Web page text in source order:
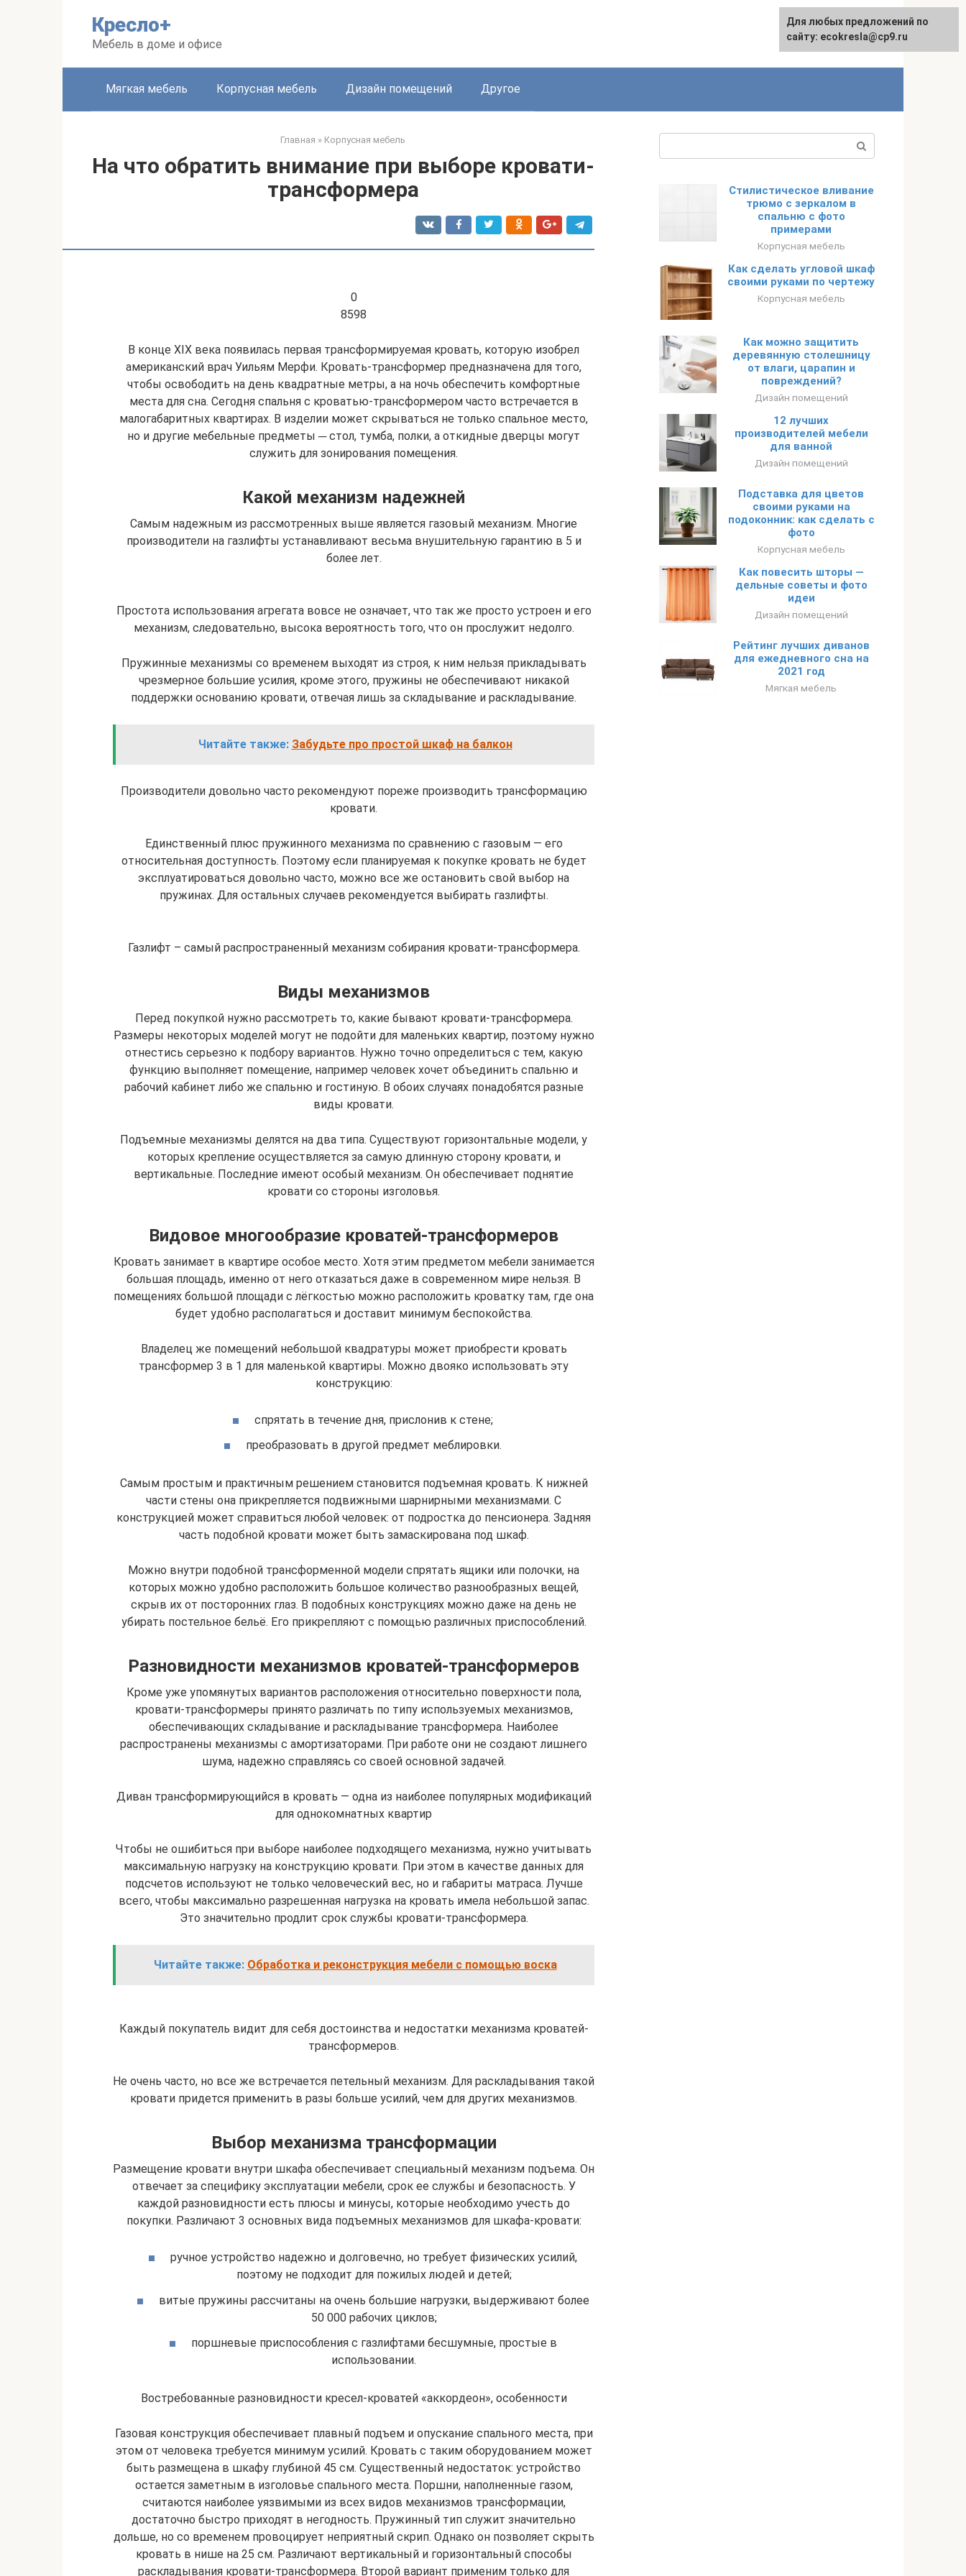
Кресло+
Мебель в доме и офисе
Мягкая мебель Корпусная мебель Дизайн помещений Другое
Главная » Корпусная мебель
На что обратить внимание при выборе кровати-
трансформера
0
8598
В конце XIX века появилась первая трансформируемая кровать, которую изобрел
американский врач Уильям Мерфи. Кровать-трансформер предназначена для того,
чтобы освободить на день квадратные метры, а на ночь обеспечить комфортные
места для сна. Сегодня спальня с кроватью-трансформером часто встречается в
малогабаритных квартирах. В изделии может скрываться не только спальное место,
но и другие мебельные предметы ─ стол, тумба, полки, а откидные дверцы могут
служить для зонирования помещения.
Какой механизм надежней
Самым надежным из рассмотренных выше является газовый механизм. Многие
производители на газлифты устанавливают весьма внушительную гарантию в 5 и
более лет.
Простота использования агрегата вовсе не означает, что так же просто устроен и его
механизм, следовательно, высока вероятность того, что он прослужит недолго.
Пружинные механизмы со временем выходят из строя, к ним нельзя прикладывать
чрезмерное большие усилия, кроме этого, пружины не обеспечивают никакой
поддержки основанию кровати, отвечая лишь за складывание и раскладывание.
Читайте также: Забудьте про простой шкаф на балкон
Производители довольно часто рекомендуют пореже производить трансформацию
кровати.
Единственный плюс пружинного механизма по сравнению с газовым — его
относительная доступность. Поэтому если планируемая к покупке кровать не будет
эксплуатироваться довольно часто, можно все же остановить свой выбор на
пружинах. Для остальных случаев рекомендуется выбирать газлифты.
Газлифт – самый распространенный механизм собирания кровати-трансформера.
Виды механизмов
Перед покупкой нужно рассмотреть то, какие бывают кровати-трансформера.
Размеры некоторых моделей могут не подойти для маленьких квартир, поэтому нужно
отнестись серьезно к подбору вариантов. Нужно точно определиться с тем, какую
функцию выполняет помещение, например человек хочет объединить спальню и
рабочий кабинет либо же спальню и гостиную. В обоих случаях понадобятся разные
виды кровати.
Подъемные механизмы делятся на два типа. Существуют горизонтальные модели, у
которых крепление осуществляется за самую длинную сторону кровати, и
вертикальные. Последние имеют особый механизм. Он обеспечивает поднятие
кровати со стороны изголовья.
Видовое многообразие кроватей-трансформеров
Кровать занимает в квартире особое место. Хотя этим предметом мебели занимается
большая площадь, именно от него отказаться даже в современном мире нельзя. В
помещениях большой площади с лёгкостью можно расположить кроватку там, где она
будет удобно располагаться и доставит минимум беспокойства.
Владелец же помещений небольшой квадратуры может приобрести кровать
трансформер 3 в 1 для маленькой квартиры. Можно двояко использовать эту
конструкцию:
спрятать в течение дня, прислонив к стене;
преобразовать в другой предмет меблировки.
Самым простым и практичным решением становится подъемная кровать. К нижней
части стены она прикрепляется подвижными шарнирными механизмами. С
конструкцией может справиться любой человек: от подростка до пенсионера. Задняя
часть подобной кровати может быть замаскирована под шкаф.
Можно внутри подобной трансформенной модели спрятать ящики или полочки, на
которых можно удобно расположить большое количество разнообразных вещей,
скрыв их от посторонних глаз. В подобных конструкциях можно даже на день не
убирать постельное бельё. Его прикрепляют с помощью различных приспособлений.
Разновидности механизмов кроватей-трансформеров
Кроме уже упомянутых вариантов расположения относительно поверхности пола,
кровати-трансформеры принято различать по типу используемых механизмов,
обеспечивающих складывание и раскладывание трансформера. Наиболее
распространены механизмы с амортизаторами. При работе они не создают лишнего
шума, надежно справляясь со своей основной задачей.
Диван трансформирующийся в кровать — одна из наиболее популярных модификаций
для однокомнатных квартир
Чтобы не ошибиться при выборе наиболее подходящего механизма, нужно учитывать
максимальную нагрузку на конструкцию кровати. При этом в качестве данных для
подсчетов используют не только человеческий вес, но и габариты матраса. Лучше
всего, чтобы максимально разрешенная нагрузка на кровать имела небольшой запас.
Это значительно продлит срок службы кровати-трансформера.
Читайте также: Обработка и реконструкция мебели с помощью воска
Каждый покупатель видит для себя достоинства и недостатки механизма кроватей-
трансформеров.
Не очень часто, но все же встречается петельный механизм. Для раскладывания такой
кровати придется применить в разы больше усилий, чем для других механизмов.
Выбор механизма трансформации
Размещение кровати внутри шкафа обеспечивает специальный механизм подъема. Он
отвечает за специфику эксплуатации мебели, срок ее службы и безопасность. У
каждой разновидности есть плюсы и минусы, которые необходимо учесть до
покупки. Различают 3 основных вида подъемных механизмов для шкафа-кровати:
ручное устройство надежно и долговечно, но требует физических усилий,
поэтому не подходит для пожилых людей и детей;
витые пружины рассчитаны на очень большие нагрузки, выдерживают более
50 000 рабочих циклов;
поршневые приспособления с газлифтами бесшумные, простые в
использовании.
Востребованные разновидности кресел-кроватей «аккордеон», особенности
Газовая конструкция обеспечивает плавный подъем и опускание спального места, при
этом от человека требуется минимум усилий. Кровать с таким оборудованием может
быть размещена в шкафу глубиной 45 см. Существенный недостаток: устройство
остается заметным в изголовье спального места. Поршни, наполненные газом,
считаются наиболее уязвимыми из всех видов механизмов трансформации,
достаточно быстро приходят в негодность. Пружинный тип служит значительно
дольше, но со временем провоцирует неприятный скрип. Однако он позволяет скрыть
кровать в нише на 25 см. Различают вертикальный и горизонтальный способы
раскладывания кровати-трансформера. Второй вариант применим только для
Стилистическое вливание
трюмо с зеркалом в
спальню с фото
примерами
Корпусная мебель
Как сделать угловой шкаф
своими руками по чертежу
Корпусная мебель
Как можно защитить
деревянную столешницу
от влаги, царапин и
повреждений?
Дизайн помещений
12 лучших
производителей мебели
для ванной
Дизайн помещений
Подставка для цветов
своими руками на
подоконник: как сделать с
фото
Корпусная мебель
Как повесить шторы —
дельные советы и фото
идеи
Дизайн помещений
Рейтинг лучших диванов
для ежедневного сна на
2021 год
Мягкая мебель
Для любых предложений по
сайту: ecokresla@cp9.ru